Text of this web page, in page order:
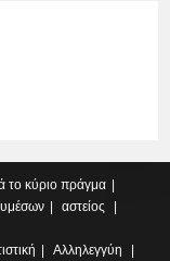
το κύριο πράγμα
αστείος
Αλληλεγγύη